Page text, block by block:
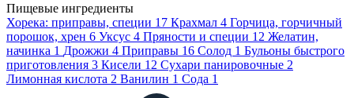
Пищевые ингредиенты
Хорека: приправы, специи 17 Крахмал 4 Горчица, горчичный
порошок, хрен 6 Уксус 4 Пряности и специи 12 Желатин,
начинка 1 Дрожжи 4 Приправы 16 Солод 1 Бульоны быстрого
приготовления 3 Кисели 12 Сухари панировочные 2
Лимонная кислота 2 Ванилин 1 Сода 1